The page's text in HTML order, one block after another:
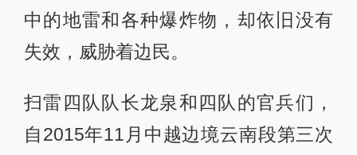
中的地雷和各种爆炸物，却依旧没有
失效，威胁着边民。
扫雷四队队长龙泉和四队的官兵们，
自2015年11月中越边境云南段第三次